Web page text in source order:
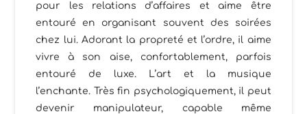
pour les relations d’affaires et aime être
entouré en organisant souvent des soirées
chez lui. Adorant la propreté et l’ordre, il aime
vivre à son aise, confortablement, parfois
entouré de luxe. L’art et la musique
l’enchante. Très fin psychologiquement, il peut
devenir manipulateur, capable même